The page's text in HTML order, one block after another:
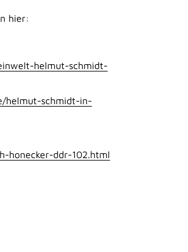
hier:
helmut-schmidt-
helmut-schmidt-in-
honecker-ddr-102.html